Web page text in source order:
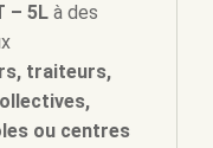
– 5L à des
traiteurs,
ou centres